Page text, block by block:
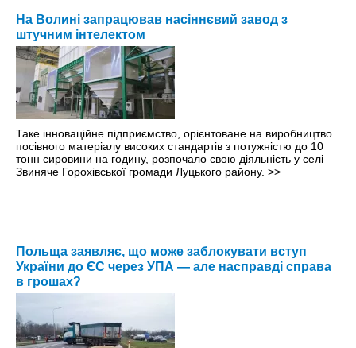
На Волині запрацював насіннєвий завод з
штучним інтелектом
Таке інноваційне підприємство, орієнтоване на виробництво
посівного матеріалу високих стандартів з потужністю до 10
тонн сировини на годину, розпочало свою діяльність у селі
Звиняче Горохівської громади Луцького району. >>
Польща заявляє, що може заблокувати вступ
України до ЄС через УПА — але насправді справа
в грошах?